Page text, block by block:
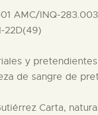
AMC/INQ-283.003
22D(49)
y pretendientes
de sangre de
Carta,